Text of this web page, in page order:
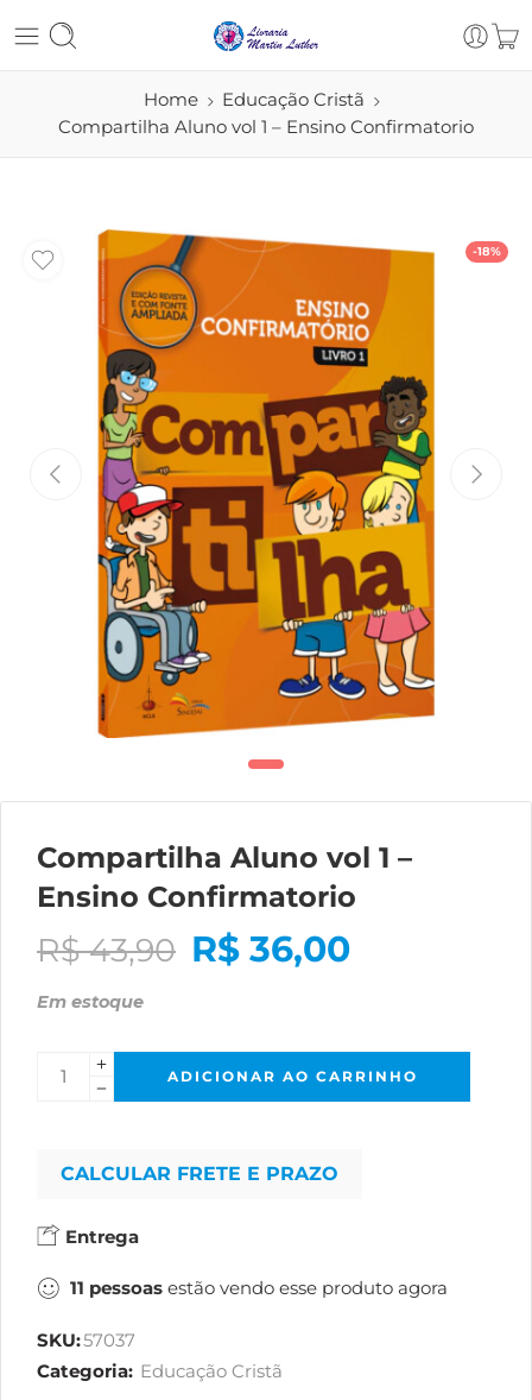
Home
Educação Cristã
Compartilha Aluno vol 1 – Ensino Confirmatorio
-18%
Compartilha Aluno vol 1 –
Ensino Confirmatorio
R$43,90 R$ 36,00
Em estoque
ADICIONAR AO CARRINHO
CALCULAR FRETE E PRAZO
Entrega
11 pessoas estão vendo esse produto agora
SKU:57037
Categoria: Educação Cristã